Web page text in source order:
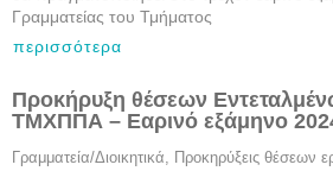
Γραμματείας του Τμήματος
περισσότερα
Προκήρυξη θέσεων
ΤΜΧΠΠΑ – Εαρινό εξάμηνο
Γραμματεία/Διοικητικά, Προκηρύξεις θέσεων